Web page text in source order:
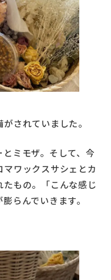
されていました。
ミモザ。そして、今
ワックスサシェとカ
もの。「こんな感じ
らんでいきます。